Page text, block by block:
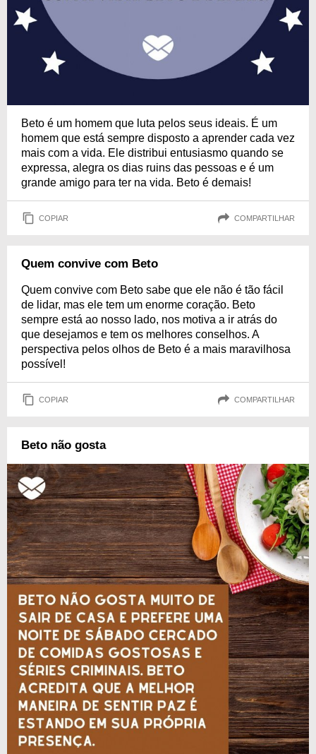
Beto é um homem que luta pelos seus ideais. É um
homem que está sempre disposto a aprender cada vez
mais com a vida. Ele distribui entusiasmo quando se
expressa, alegra os dias ruins das pessoas e é um
grande amigo para ter na vida. Beto é demais!
COPIAR COMPARTILHAR
Quem convive com Beto
Quem convive com Beto sabe que ele não é tão fácil
de lidar, mas ele tem um enorme coração. Beto
sempre está ao nosso lado, nos motiva a ir atrás do
que desejamos e tem os melhores conselhos. A
perspectiva pelos olhos de Beto é a mais maravilhosa
possível!
COPIAR COMPARTILHAR
Beto não gosta